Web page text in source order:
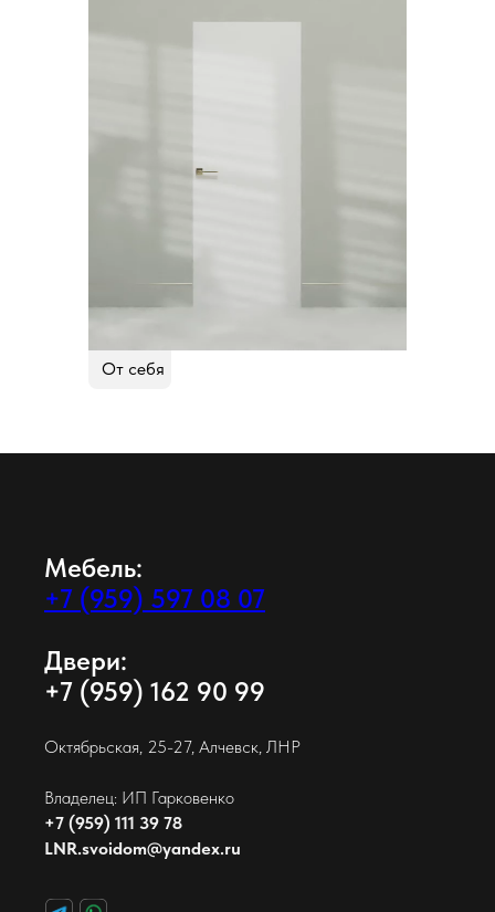
От себя
Мебель:
+7 (959) 597 08 07
Двери:
+7 (959) 162 90 99
Октябрьская, 25-27, Алчевск, ЛНР
Владелец: ИП Гарковенко
+7 (959) 111 39 78
LNR.svoidom@yandex.ru